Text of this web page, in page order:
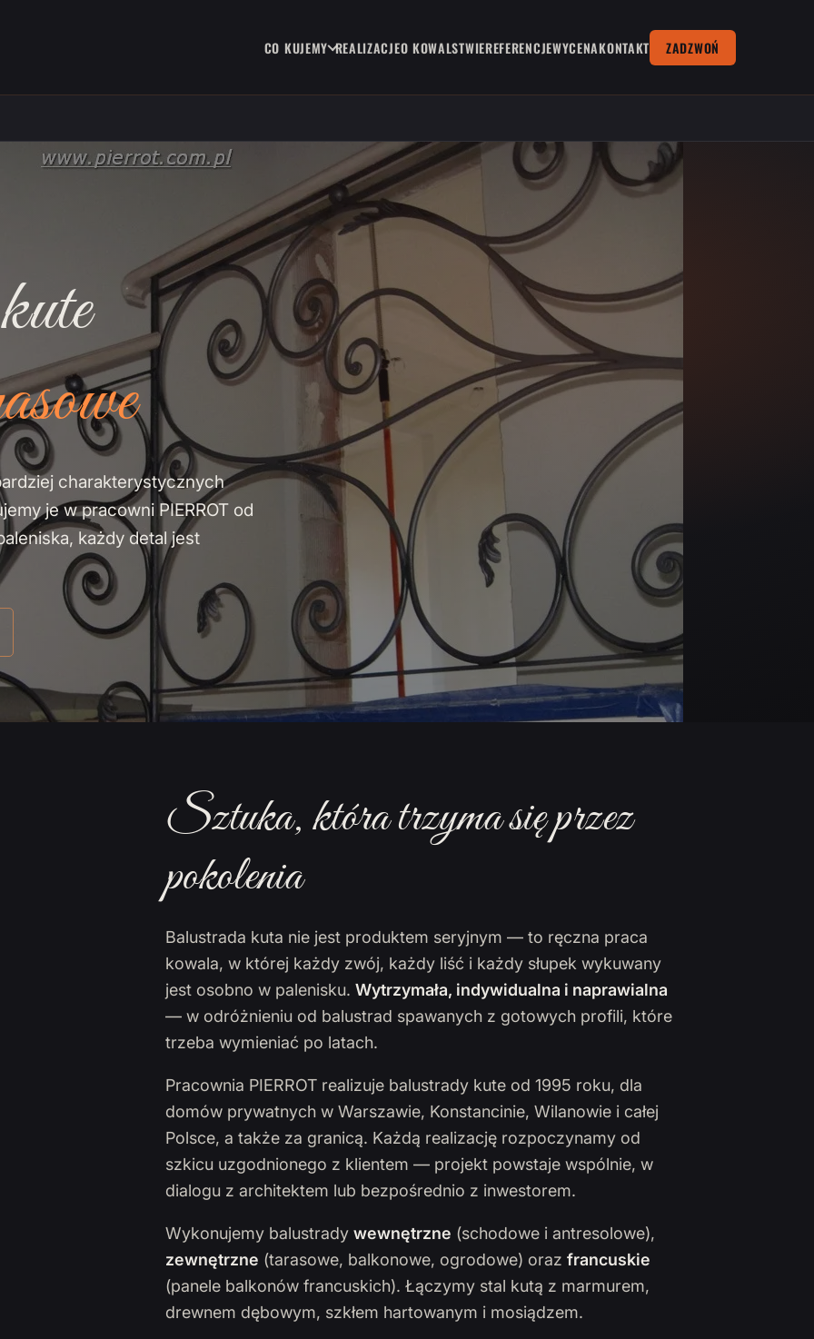
CO KUJEMY REALIZACJEO KOWALSTWIEREFERENCJEWYCENAKONTAKT ZADZWOŃ
charakterystycznych
je w pracowni PIERROT od
każdy detal jest
Sztuka, która trzyma się przez
pokolenia
Balustrada kuta nie jest produktem seryjnym — to ręczna praca
kowala, w której każdy zwój, każdy liść i każdy słupek wykuwany
jest osobno w palenisku. Wytrzymała, indywidualna i naprawialna
— w odróżnieniu od balustrad spawanych z gotowych profili, które
trzeba wymieniać po latach.
Pracownia PIERROT realizuje balustrady kute od 1995 roku, dla
domów prywatnych w Warszawie, Konstancinie, Wilanowie i całej
Polsce, a także za granicą. Każdą realizację rozpoczynamy od
szkicu uzgodnionego z klientem — projekt powstaje wspólnie, w
dialogu z architektem lub bezpośrednio z inwestorem.
Wykonujemy balustrady wewnętrzne (schodowe i antresolowe),
zewnętrzne (tarasowe, balkonowe, ogrodowe) oraz francuskie
(panele balkonów francuskich). Łączymy stal kutą z marmurem,
drewnem dębowym, szkłem hartowanym i mosiądzem.